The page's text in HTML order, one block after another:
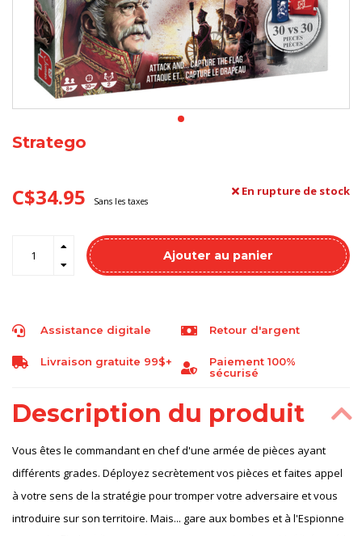
Stratego
C$34.95 Sans les taxes
En rupture de stock
Ajouter au panier
Assistance digitale Retour d'argent
Livraison gratuite 99$+
Paiement 100%
sécurisé
Description du produit
Vous êtes le commandant en chef d'une armée de pièces ayant
différents grades. Déployez secrètement vos pièces et faites appel
à votre sens de la stratégie pour tromper votre adversaire et vous
introduire sur son territoire. Mais... gare aux bombes et à l'Espionne